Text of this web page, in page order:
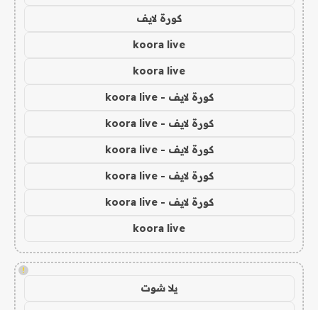
كورة لايف
koora live
koora live
كورة لايف - koora live
كورة لايف - koora live
كورة لايف - koora live
كورة لايف - koora live
كورة لايف - koora live
koora live
!
يلا شوت